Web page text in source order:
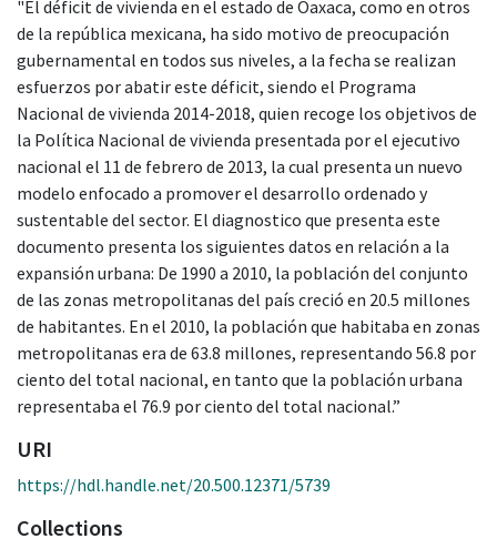
"El déficit de vivienda en el estado de Oaxaca, como en otros
de la república mexicana, ha sido motivo de preocupación
gubernamental en todos sus niveles, a la fecha se realizan
esfuerzos por abatir este déficit, siendo el Programa
Nacional de vivienda 2014-2018, quien recoge los objetivos de
la Política Nacional de vivienda presentada por el ejecutivo
nacional el 11 de febrero de 2013, la cual presenta un nuevo
modelo enfocado a promover el desarrollo ordenado y
sustentable del sector. El diagnostico que presenta este
documento presenta los siguientes datos en relación a la
expansión urbana: De 1990 a 2010, la población del conjunto
de las zonas metropolitanas del país creció en 20.5 millones
de habitantes. En el 2010, la población que habitaba en zonas
metropolitanas era de 63.8 millones, representando 56.8 por
ciento del total nacional, en tanto que la población urbana
representaba el 76.9 por ciento del total nacional.”
URI
https://hdl.handle.net/20.500.12371/5739
Collections